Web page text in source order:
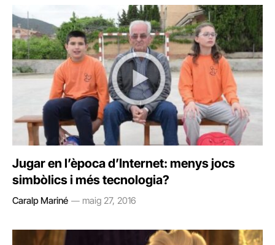
Jugar en l’època d’Internet: menys jocs
simbòlics i més tecnologia?
Caralp Mariné maig 27, 2016